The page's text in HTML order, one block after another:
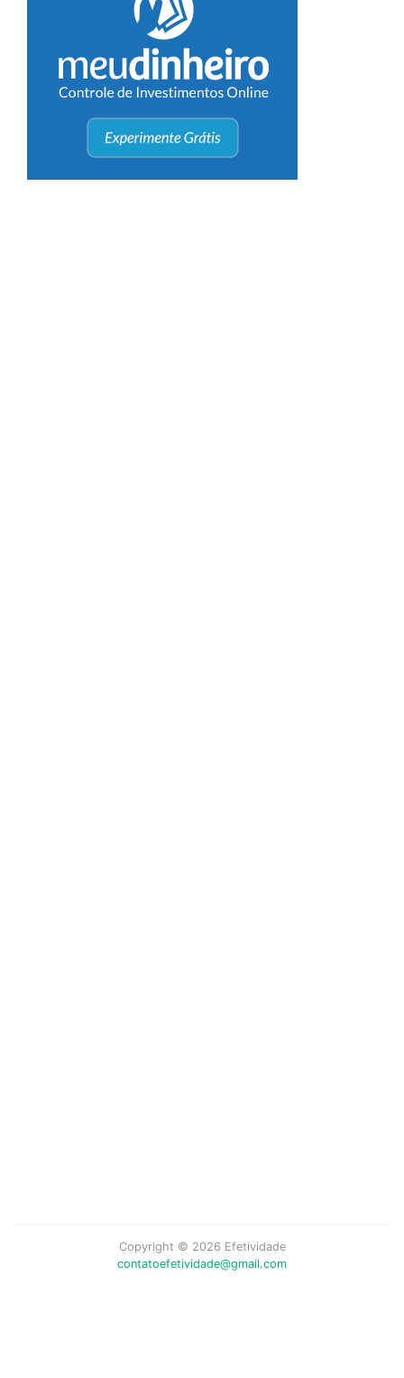
Copyright © 2026 Efetividade
contatoefetividade@gmail.com